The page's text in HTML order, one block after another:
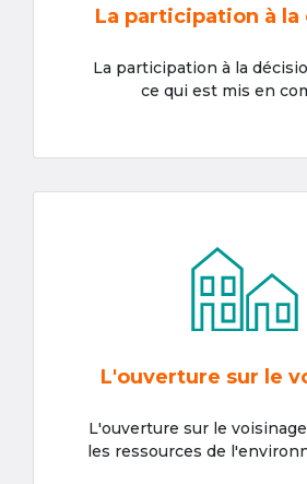
La participation à la
La participation à la
ce qui est mis en
L'ouverture sur le
L'ouverture sur le
les ressources de